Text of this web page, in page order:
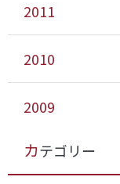
2011
2010
2009
カテゴリー